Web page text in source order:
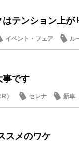
テンション上が
イベント・フェア ル
事です
） セレナ 新車
スメのワケ